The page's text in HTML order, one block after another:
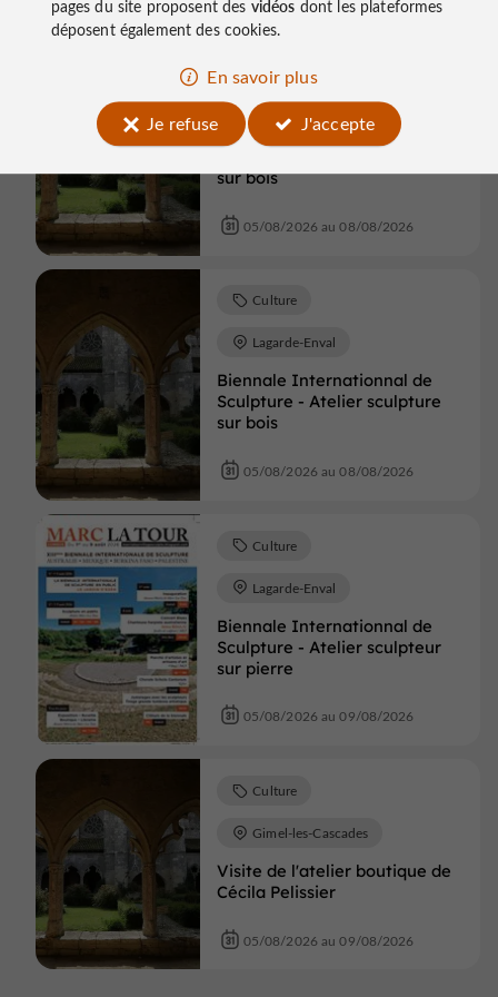
Biennale Internationnal de
sur bois
05/08/2026 au 08/08/2026
Biennale Internationnal de
Sculpture - Atelier sculpture
sur bois
Culture
Lagarde-Enval
05/08/2026 au 08/08/2026
Biennale Internationnal de
Sculpture - Atelier sculpteur
sur pierre
Culture
Lagarde-Enval
05/08/2026 au 09/08/2026
Visite de l'atelier boutique de
Cécila Pelissier
Culture
Gimel-les-Cascades
05/08/2026 au 09/08/2026
pages du site proposent des vidéos dont les plateformes
déposent également des cookies.
En savoir plus
Je refuse
J'accepte